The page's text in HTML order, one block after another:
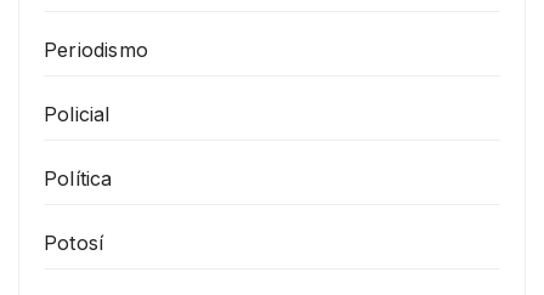
Periodismo
Policial
Política
Potosí